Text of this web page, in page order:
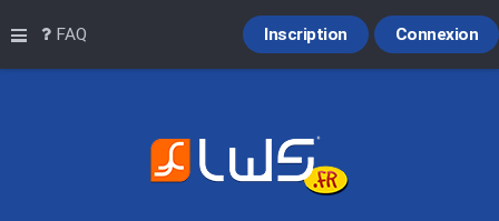
Raccourcis
FAQ Connexion
Inscription